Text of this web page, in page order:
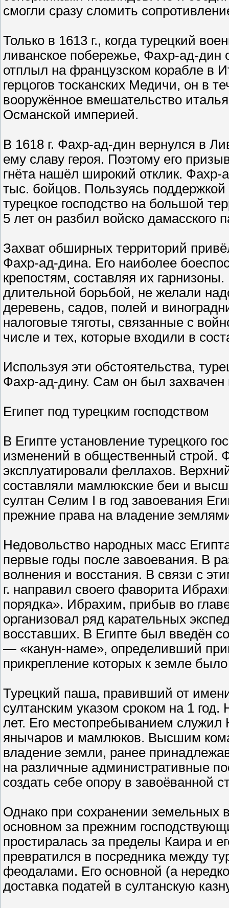
смогли сразу сломить
Только в 1613 г., когда турецкий
ливанское побережье, Фахр-ад-дин
отплыл на французском корабле в
герцогов тосканских Медичи, он в
вооружённое вмешательство
Османской империей.
В 1618 г. Фахр-ад-дин вернулся в
ему славу героя. Поэтому его
гнёта нашёл широкий отклик.
тыс. бойцов. Пользуясь
турецкое господство на большой
5 лет он разбил войско дамасского
Захват обширных территорий
Фахр-ад-дина. Его наиболее
крепостям, составляя их
длительной борьбой, не желали
деревень, садов, полей и
налоговые тяготы, связанные с
числе и тех, которые входили в
Используя эти обстоятельства,
Фахр-ад-дину. Сам он был захвачен
Египет под турецким господством
В Египте установление турецкого
изменений в общественный строй.
эксплуатировали феллахов.
составляли мамлюкские беи и
султан Селим I в год завоевания
прежние права на владение
Недовольство народных масс
первые годы после завоевания. В
волнения и восстания. В связи с
г. направил своего фаворита
порядка». Ибрахим, прибыв во
организовал ряд карательных
восставших. В Египте был введён
— «канун-наме», определивший
прикрепление которых к земле
Турецкий паша, правивший от
султанским указом сроком на 1
лет. Его местопребыванием
янычаров и мамлюков. Высшим
владение земли, ранее
на различные административные
создать себе опору в завоёванной
Однако при сохранении земельных
основном за прежним
простиралась за пределы Каира и
превратился в посредника между
феодалами. Его основной (а
доставка податей в султанскую